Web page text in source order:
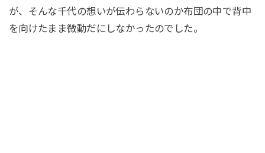
が、そんな千代の想いが伝わらないのか布団の中で背中
を向けたまま微動だにしなかったのでした。